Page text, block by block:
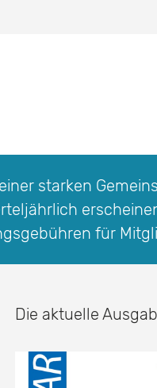
starken
für
Die aktuelle